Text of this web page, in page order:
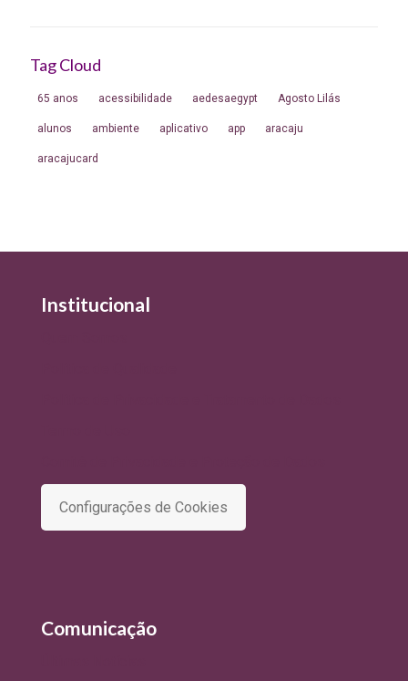
Tag Cloud
65 anos acessibilidade aedesaegypt Agosto Lilás
alunos ambiente aplicativo app aracaju
aracajucard
Institucional
Configurações de Cookies
Comunicação